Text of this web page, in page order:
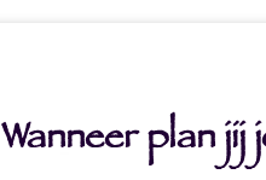
Wanneer plan jij